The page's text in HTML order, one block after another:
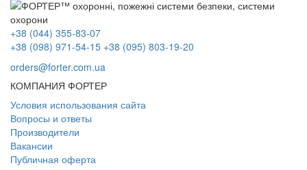
+38 (044) 355-83-07
+38 (098) 971-54-15 +38 (095) 803-19-20
orders@forter.com.ua
КОМПАНИЯ ФОРТЕР
Условия использования сайта
Вопросы и ответы
Производители
Вакансии
Публичная оферта